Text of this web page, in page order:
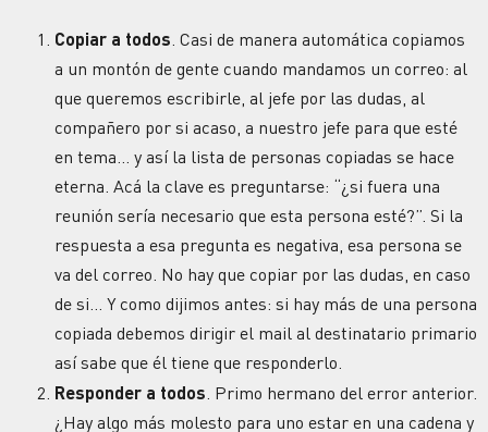
Copiar a todos. Casi de manera automática copiamos
a un montón de gente cuando mandamos un correo: al
que queremos escribirle, al jefe por las dudas, al
compañero por si acaso, a nuestro jefe para que esté
en tema… y así la lista de personas copiadas se hace
eterna. Acá la clave es preguntarse: “¿si fuera una
reunión sería necesario que esta persona esté?”. Si la
respuesta a esa pregunta es negativa, esa persona se
va del correo. No hay que copiar por las dudas, en caso
de si… Y como dijimos antes: si hay más de una persona
copiada debemos dirigir el mail al destinatario primario
así sabe que él tiene que responderlo.
Responder a todos. Primo hermano del error anterior.
¿Hay algo más molesto para uno estar en una cadena y